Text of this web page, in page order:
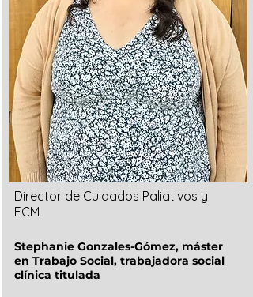
Director de Cuidados Paliativos y
ECM
Stephanie Gonzales-Gómez, máster
en Trabajo Social, trabajadora social
clínica titulada